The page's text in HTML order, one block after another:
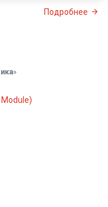
Подробнее
»